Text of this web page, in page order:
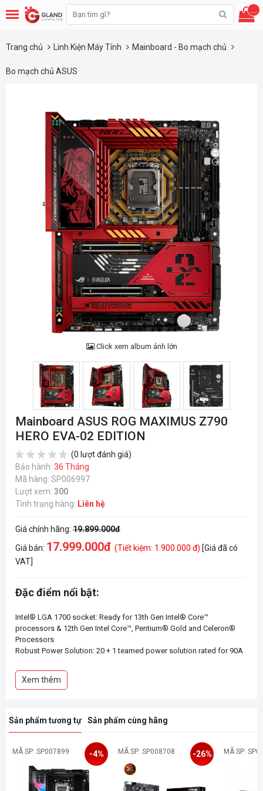
...
Trang chủ Linh Kiện Máy Tính Mainboard - Bo mạch chủ
Bo mạch chủ ASUS
Click xem album ảnh lớn
Mainboard ASUS ROG MAXIMUS Z790
HERO EVA-02 EDITION
(0 lượt đánh giá)
Bảo hành: 36 Tháng
Mã hàng: SP006997
Lượt xem: 300
Tình trạng hàng: Liên hệ
Giá chính hãng: 19.899.000đ
Giá bán: 17.999.000đ (Tiết kiệm: 1.900.000 đ) [Giá đã có
VAT]
Đặc điểm nổi bật:
Intel® LGA 1700 socket: Ready for 13th Gen Intel® Core™
processors & 12th Gen Intel Core™, Pentium® Gold and Celeron®
Processors
Robust Power Solution: 20 + 1 teamed power solution rated for 90A
chokes, and durable capacitors to support multi-core processors
Optimized VRM Thermals: Massive heatsinks integrated with the I/O
Next-Gen M.2 Support: PCIe® 5.0 M.2 slot on the bundled ROG Hyper
Abundant Connectivity: Dual Thunderbolt™ 4 USB Type-C® ports,
USB 20G Type-C® front-panel connector with Quick Charge 4+ up to
60W, six additional USB 10G ports, two PCIe 5.0 x16 SafeSlots,
HDMI® 2.1
Xem thêm
Sản phẩm tương tự Sản phẩm cùng hãng
MÃ SP: SP007899 -4% MÃ SP: SP008708 -26% MÃ SP: